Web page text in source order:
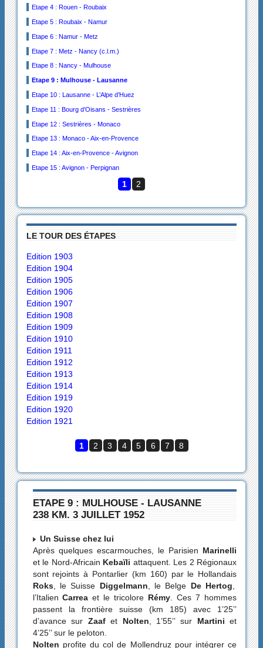
Etape 4 : Rouen - Roubaix
Etape 5 : Roubaix - Namur
Etape 6 : Namur - Metz
Etape 7 : Metz - Nancy (c.l.m.)
Etape 8 : Nancy - Mulhouse
Etape 9 : Mulhouse - Lausanne
Etape 10 : Lausanne - L’Alpe d’Huez
Etape 11 : Bourg d’Oisans - Sestrières
Etape 12 : Sestrières - Monaco
Etape 13 : Monaco - Aix-en-Provence
Etape 14 : Aix-en-Provence - Avignon
Etape 15 : Avignon - Perpignan
1 2
LE TOUR DES ÉTAPES
Edition 1903
Edition 1904
Edition 1905
Edition 1906
Edition 1907
Edition 1908
Edition 1909
Edition 1910
Edition 1911
Edition 1912
Edition 1913
Edition 1914
Edition 1919
Edition 1920
Edition 1921
1 2 3 4 5 6 7 8
ETAPE 9 : MULHOUSE - LAUSANNE
238 KM. 3 JUILLET 1952
Un Suisse chez lui
Après quelques escarmouches, le Parisien Marinelli
et le Nord-Africain Kebaïli attaquent. Les 2 Régionaux
sont rejoints à Pontarlier (km 160) par le Hollandais
Roks, le Suisse Diggelmann, le Belge De Hertog,
l’Italien Carrea et le tricolore Rémy. Ces 7 hommes
passent la frontière suisse (km 185) avec 1’25’’
d’avance sur Zaafet Nolten, 1’55’’ sur Martiniet
4’25’’ sur le peloton.
Nolten profite du col de Mollendruz pour intégrer ce